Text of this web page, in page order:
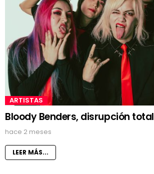
ARTISTAS
Bloody Benders, disrupción total
hace 2 meses
LEER MÁS...